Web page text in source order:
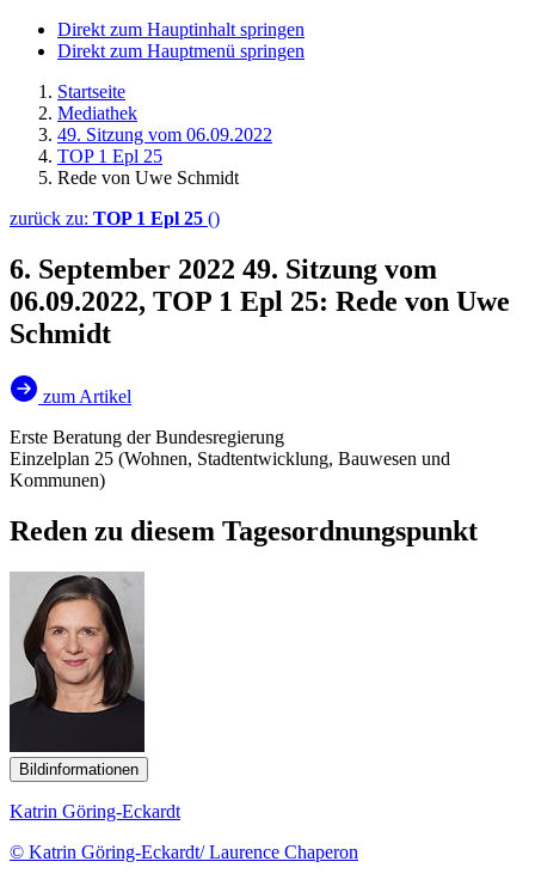
Direkt zum Hauptinhalt springen
Direkt zum Hauptmenü springen
Startseite
Mediathek
49. Sitzung vom 06.09.2022
TOP 1 Epl 25
Rede von Uwe Schmidt
zurück zu: TOP 1 Epl 25 ()
6. September 2022 49. Sitzung vom
06.09.2022, TOP 1 Epl 25: Rede von Uwe
Schmidt
zum Artikel
Erste Beratung der Bundesregierung
Einzelplan 25 (Wohnen, Stadtentwicklung, Bauwesen und
Kommunen)
Reden zu diesem Tagesordnungspunkt
Bildinformationen
Katrin Göring-Eckardt
© Katrin Göring-Eckardt/ Laurence Chaperon